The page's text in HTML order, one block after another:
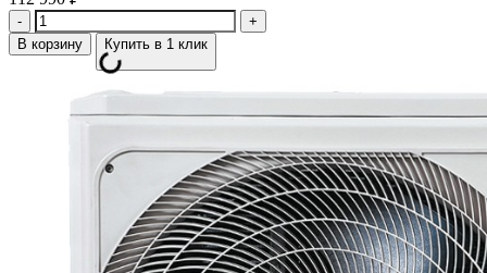
Количество
В корзину Купить в 1 клик